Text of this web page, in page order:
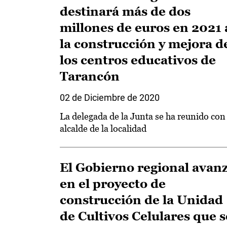
destinará más de dos
millones de euros en 2021
la construcción y mejora
los centros educativos de
Tarancón
02 de Diciembre de 2020
La delegada de la Junta se ha reunido con
alcalde de la localidad
El Gobierno regional
en el proyecto de
construcción de la Unidad
de Cultivos Celulares que